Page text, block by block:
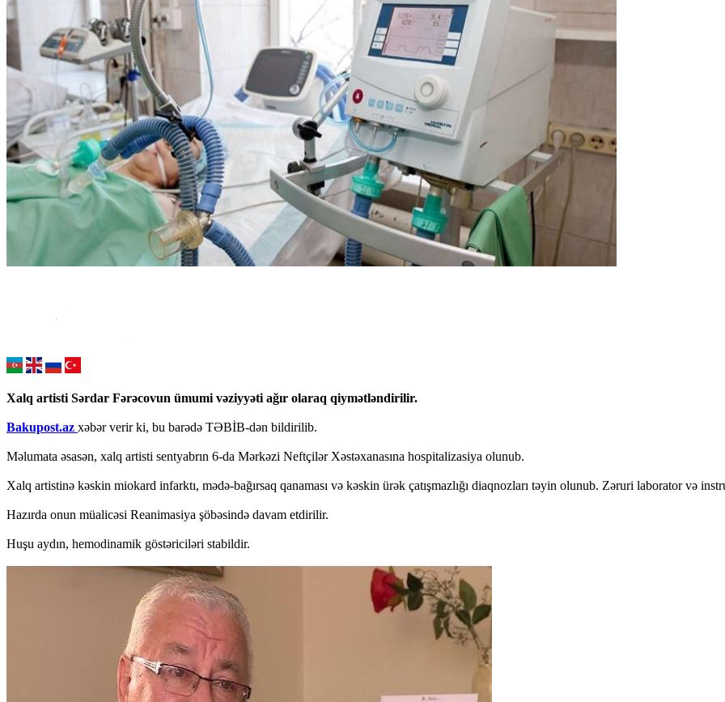
Xalq artisti Sərdar Fərəcovun ümumi vəziyyəti ağır olaraq qiymətləndirilir.
Bakupost.az xəbər verir ki, bu barədə TƏBİB-dən bildirilib.
Məlumata əsasən, xalq artisti sentyabrın 6-da Mərkəzi Neftçilər Xəstəxanasına hospitalizasiya olunub.
Xalq artistinə kəskin miokard infarktı, mədə-bağırsaq qanaması və kəskin ürək çatışmazlığı diaqnozları təyin olunub. Zəruri laborator və
Hazırda onun müalicəsi Reanimasiya şöbəsində davam etdirilir.
Huşu aydın, hemodinamik göstəriciləri stabildir.